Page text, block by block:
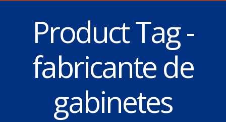
Product Tag -
fabricante de
gabinetes